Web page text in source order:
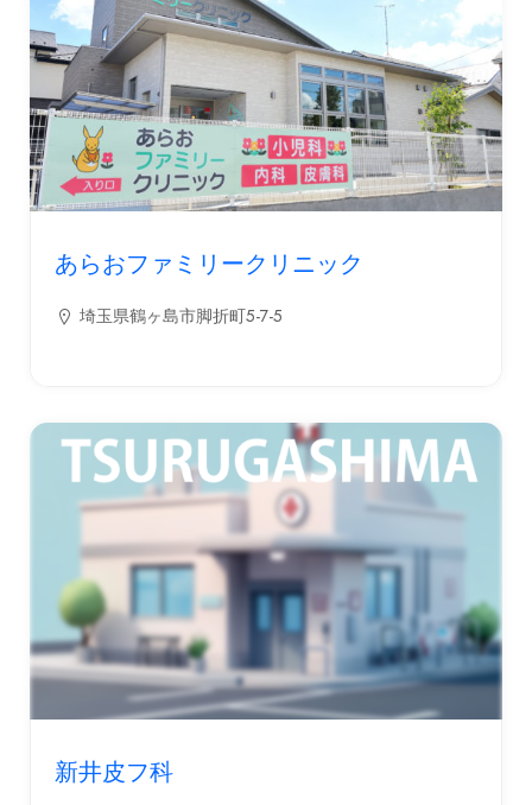
あらおファミリークリニック
埼玉県鶴ヶ島市脚折町5-7-5
新井皮フ科